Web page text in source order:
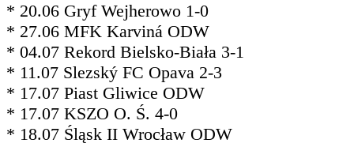
* 20.06 Gryf Wejherowo 1-0
* 27.06 MFK Karviná ODW
* 04.07 Rekord Bielsko-Biała 3-1
* 11.07 Slezský FC Opava 2-3
* 17.07 Piast Gliwice ODW
* 17.07 KSZO O. Ś. 4-0
* 18.07 Śląsk II Wrocław ODW